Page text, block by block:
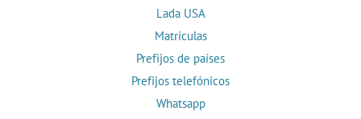
Lada USA
Matrículas
Prefijos de países
Prefijos telefónicos
Whatsapp